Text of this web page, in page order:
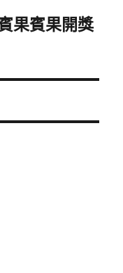
果賓果開獎